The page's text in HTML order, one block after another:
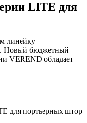
LITE для
линейку
Новый бюджетный
VEREND обладает
для портьерных штор